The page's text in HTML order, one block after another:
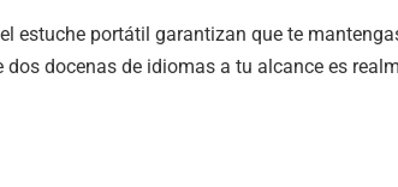
portátil garantizan que te
docenas de idiomas a tu alcance es